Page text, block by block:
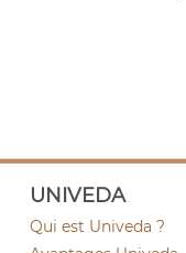
UNIVEDA
Qui est Univeda ?